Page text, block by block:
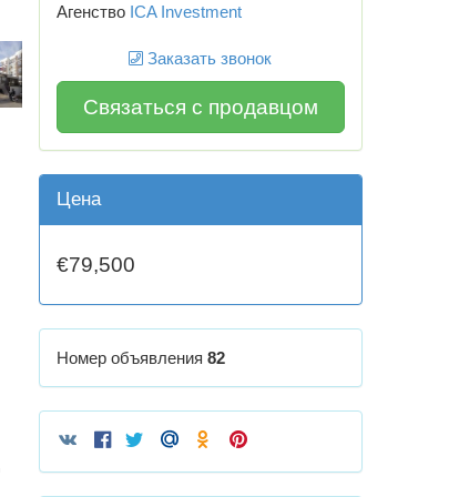
Агенство ICA Investment
Заказать звонок
Связаться с продавцом
Цена
€79,500
Номер объявления 82